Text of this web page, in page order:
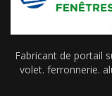
Fabricant de portail
volet. ferronnerie.